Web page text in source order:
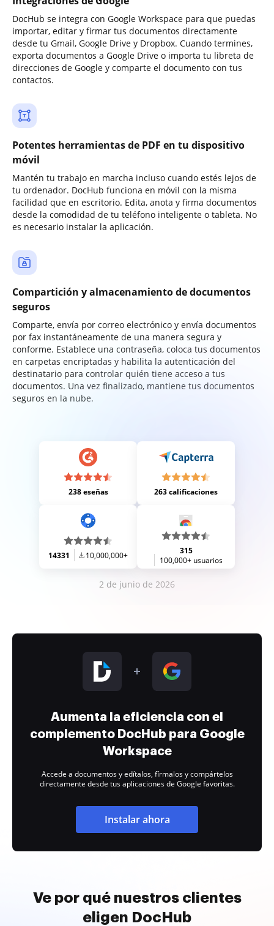
DocHub se integra con Google Workspace para que puedas
importar, editar y firmar tus documentos directamente
desde tu Gmail, Google Drive y Dropbox. Cuando termines,
exporta documentos a Google Drive o importa tu libreta de
direcciones de Google y comparte el documento con tus
contactos.
Potentes herramientas de PDF en tu dispositivo
móvil
Mantén tu trabajo en marcha incluso cuando estés lejos de
tu ordenador. DocHub funciona en móvil con la misma
facilidad que en escritorio. Edita, anota y firma documentos
desde la comodidad de tu teléfono inteligente o tableta. No
es necesario instalar la aplicación.
Compartición y almacenamiento de documentos
seguros
Comparte, envía por correo electrónico y envía documentos
por fax instantáneamente de una manera segura y
conforme. Establece una contraseña, coloca tus documentos
en carpetas encriptadas y habilita la autenticación del
destinatario para controlar quién tiene acceso a tus
documentos. Una vez finalizado, mantiene tus documentos
seguros en la nube.
238 eseñas 263 calificaciones
14331 10,000,000+
315
100,000+ usuarios
2 de junio de 2026
Aumenta la eficiencia con el
complemento DocHub para Google
Workspace
Accede a documentos y edítalos, fírmalos y compártelos
directamente desde tus aplicaciones de Google favoritas.
Instalar ahora
Ve por qué nuestros clientes
eligen DocHub